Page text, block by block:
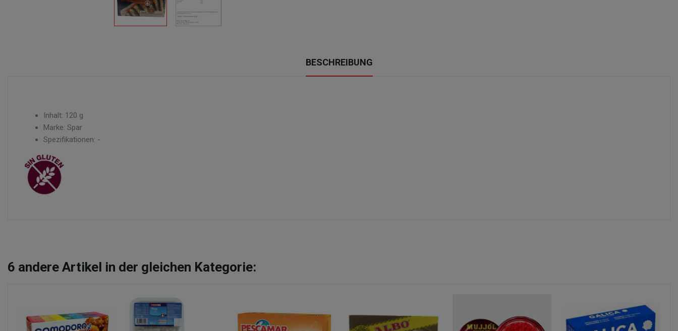
BESCHREIBUNG
Inhalt: 120 g
Marke: Spar
Spezifikationen: -
6 andere Artikel in der gleichen Kategorie: